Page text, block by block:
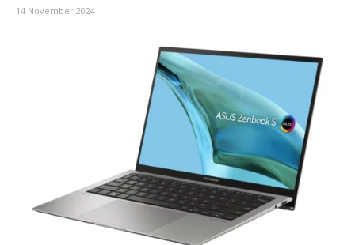
14 November 2024